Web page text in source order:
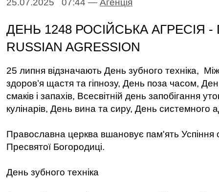
25.07.2025 07:44 — Агенцiя
ДЕНЬ 1248 РОСІЙСЬКА АГРЕСІЯ -
RUSSIAN AGRESSION
25 липня відзначають День зубного техніка,
здоров’я щастя та гіпнозу, День поза часом,
смаків і запахів, Всесвітній день запобігання
кулінарів, День вина та сиру, День системного
Православна церква вшановує пам'ять Успіння
Пресвятої Богородиці.
День зубного техніка